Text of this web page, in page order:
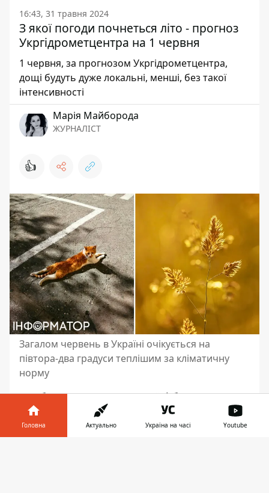
16:43, 31 травня 2024
З якої погоди почнеться літо - прогноз
Укргідрометцентра на 1 червня
1 червня, за прогнозом Укргідрометцентра,
дощі будуть дуже локальні, менші, без такої
інтенсивності
Марія Майборода
ЖУРНАЛІСТ
👍
Загалом червень в Україні очікується на
півтора-два градуси теплішим за кліматичну
норму
У суботу, 1 червня,в Україні буде хмарно з
проясненнями. Про це повідомляє
Укргідрометцентр. Синоптики
прогнозують, що інтенсивність дощів
Головна Актуально Україна на часі Youtube